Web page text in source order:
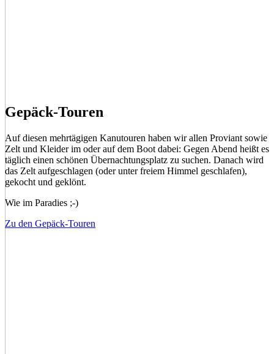
Gepäck-Touren
Auf diesen mehrtägigen Kanutouren haben wir allen Proviant sowie
Zelt und Kleider im oder auf dem Boot dabei: Gegen Abend heißt es
täglich einen schönen Übernachtungsplatz zu suchen. Danach wird
das Zelt aufgeschlagen (oder unter freiem Himmel geschlafen),
gekocht und geklönt.
Wie im Paradies ;-)
Zu den Gepäck-Touren